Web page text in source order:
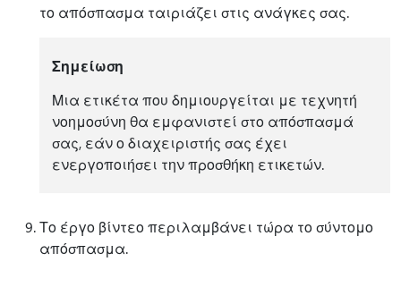
το απόσπασμα ταιριάζει στις ανάγκες σας.
Σημείωση
Μια ετικέτα που δημιουργείται με τεχνητή
νοημοσύνη θα εμφανιστεί στο απόσπασμά
σας, εάν ο διαχειριστής σας έχει
ενεργοποιήσει την προσθήκη ετικετών.
Το έργο βίντεο περιλαμβάνει τώρα το σύντομο
απόσπασμα.